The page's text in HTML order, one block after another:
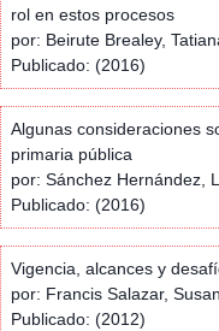
rol en estos procesos
por: Beirute Brealey,
Publicado: (2016)
Algunas consideraciones
primaria pública
por: Sánchez Hernández,
Publicado: (2016)
Vigencia, alcances y
por: Francis Salazar, Susan
Publicado: (2012)